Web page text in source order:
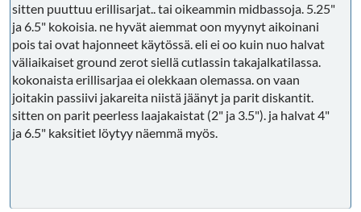
sitten puuttuu erillisarjat.. tai oikeammin midbassoja. 5.25"
ja 6.5" kokoisia. ne hyvät aiemmat oon myynyt aikoinani
pois tai ovat hajonneet käytössä. eli ei oo kuin nuo halvat
väliaikaiset ground zerot siellä cutlassin takajalkatilassa.
kokonaista erillisarjaa ei olekkaan olemassa. on vaan
joitakin passiivi jakareita niistä jäänyt ja parit diskantit.
sitten on parit peerless laajakaistat (2" ja 3.5"). ja halvat 4"
ja 6.5" kaksitiet löytyy näemmä myös.